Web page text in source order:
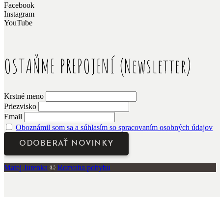
Facebook
Instagram
YouTube
OSTAŇME PREPOJENÍ (Newsletter)
Krstné meno
Priezvisko
Email
Oboznámil som sa a súhlasím so spracovaním osobných údajov
Matej Jurenka © Rozvaha pohybu